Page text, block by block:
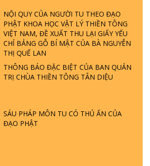
NỘI QUY CỦA NGƯỜI TU THEO ĐẠO
PHẬT KHOA HỌC VẬT LÝ THIỀN TÔNG
VIỆT NAM, ĐỀ XUẤT THU LẠI GIẤY YẾU
CHỈ BẢNG GỖ BÍ MẬT CỦA BÀ NGUYỄN
THỊ QUẾ LAN
THÔNG BÁO ĐẶC BIỆT CỦA BAN QUẢN
TRỊ CHÙA THIỀN TÔNG TÂN DIỆU
SÁU PHÁP MÔN TU CÓ THỦ ẤN CỦA
ĐẠO PHẬT
GIẢI ĐÁP ĐẶC BIỆT P23 - THIÊN ĐÀNG Ở
ĐÂU? ĐỊA NGỤC Ở ĐÂU? ĐỨC CHÚA TRỜI
LÀ AI? QUỶ SA TĂNG? | TTTD
GIẢI ĐÁP THIỀN TÔNG ĐẶC BIỆT P22 - TẠI
SAO TRÁI ĐẤT NHIỀU THIÊN TAI - LŨ LỤT
- HỎA HOẠN | TTTD
GIẢI ĐÁP THIỀN TÔNG ĐẶC BIỆT P21 - TẠI
SAO ĐỨC PHẬT BƯỚC ĐI 7 BƯỚC TRÊN
HOA SEN ? | TTTD